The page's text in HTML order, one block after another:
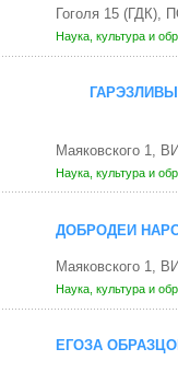
Гоголя 15 (ГДК),
Наука, культура и
Маяковского 1,
Наука, культура и
ДОБРОДЕИ
Маяковского 1,
Наука, культура и
ЕГОЗА